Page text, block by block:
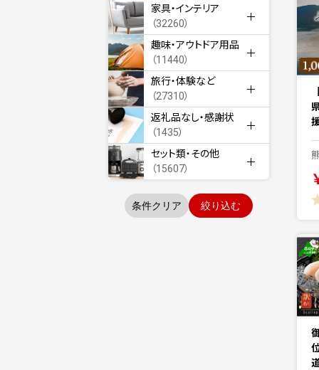
家具・インテリア
（32260）
趣味・アウトドア用品
（11440）
旅行・体験など
（27310）
返礼品なし・感謝状
（1435）
セット類・その他
（15607）
条件クリア 絞り込む